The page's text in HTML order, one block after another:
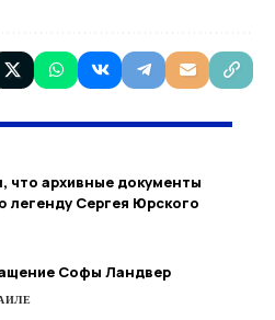
что архивные документы
легенду Сергея Юрского
Софы Ландвер